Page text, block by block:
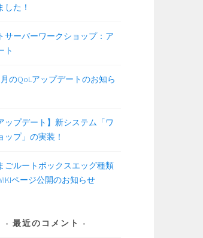
した！
サーバーワークショップ：ア
ト
のQoLアップデートのお知ら
ップデート】新システム「ワ
ップ」の実装！
ごルートボックスエッグ種類
ページ公開のお知らせ
最近のコメント